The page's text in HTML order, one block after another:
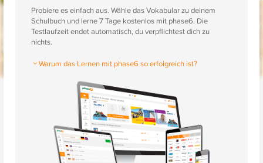
Probiere es einfach aus. Wähle das Vokabular zu deinem
Schulbuch und lerne 7 Tage kostenlos mit phase6. Die
Testlaufzeit endet automatisch, du verpflichtest dich zu
nichts.
Warum das Lernen mit phase6 so erfolgreich ist?